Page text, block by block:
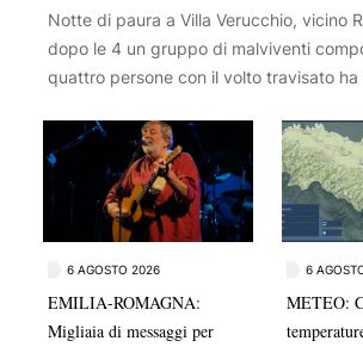
Notte di paura a Villa Verucchio, vicino
dopo le 4 un gruppo di malviventi
quattro persone con il volto travisato ha
6 AGOSTO 2026
EMILIA-ROMAGNA:
Migliaia di messaggi per
6
METEO: